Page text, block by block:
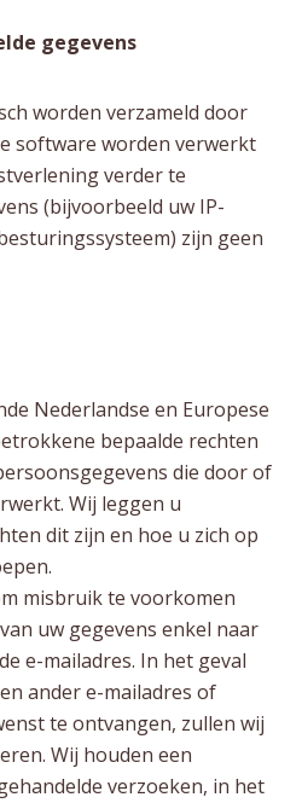
gegevens
worden verzameld door
software worden verwerkt
verder te
(bijvoorbeeld uw IP-
zijn geen
Nederlandse en Europese
bepaalde rechten
die door of
Wij leggen u
dit zijn en hoe u zich op
misbruik te voorkomen
uw gegevens enkel naar
e-mailadres. In het geval
ander e-mailadres of
te ontvangen, zullen wij
Wij houden een
verzoeken, in het